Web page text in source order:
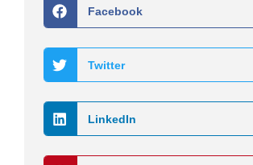
Facebook
Twitter
LinkedIn